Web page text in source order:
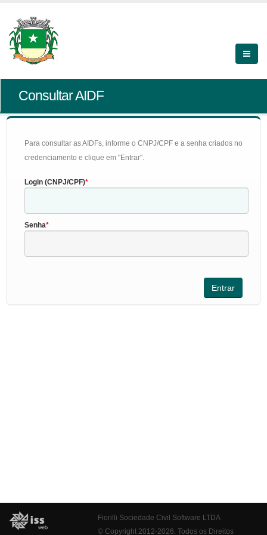
Consultar AIDF
Para consultar as AIDFs, informe o CNPJ/CPF e a senha criados no
credenciamento e clique em "Entrar".
Login (CNPJ/CPF)
Senha
Fiorilli Sociedade Civil Software LTDA
© Copyright 2012-2026. Todos os Direitos